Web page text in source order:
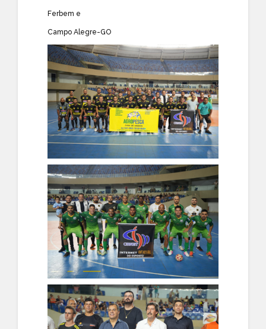
Ferbem e
Campo Alegre-GO